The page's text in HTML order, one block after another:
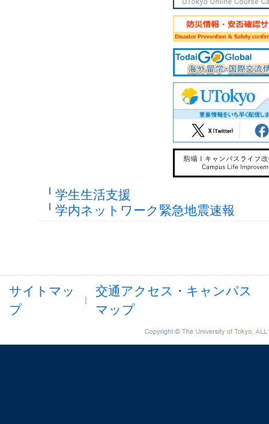
学生生活支援
学内ネットワーク緊急地震速報
サイトマッ
プ
交通アクセス・キャンパス
マップ